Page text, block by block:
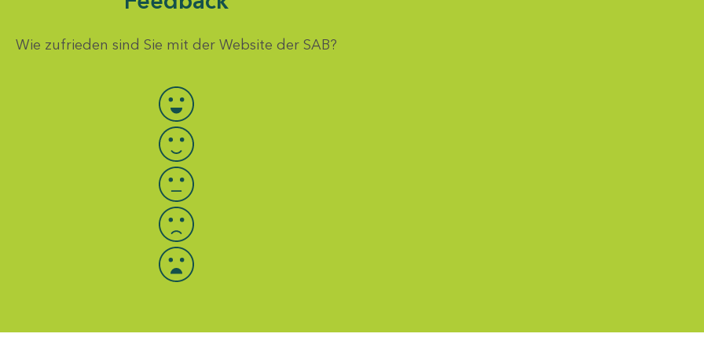
Wie zufrieden sind Sie mit der Website der SAB?
Bewertung auswählen